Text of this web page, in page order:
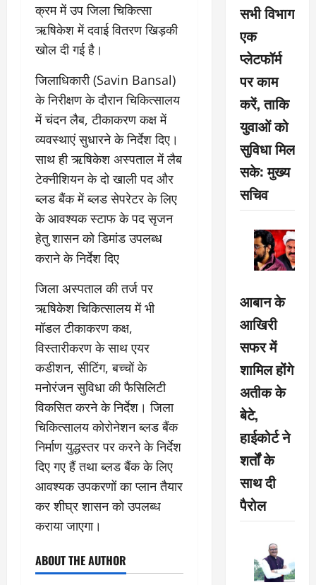
क्रम में उप जिला चिकित्सा
ऋषिकेश में दवाई वितरण खिड़की
खोल दी गई है।
जिलाधिकारी (Savin Bansal)
के निरीक्षण के दौरान चिकित्सालय
में चंदन लैब, टीकाकरण कक्ष में
व्यवस्थाएं सुधारने के निर्देश दिए।
साथ ही ऋषिकेश अस्पताल में लैब
टेक्नीशियन के दो खाली पद और
ब्लड बैंक में ब्लड सेपरेटर के लिए
के आवश्यक स्टाफ के पद सृजन
हेतु शासन को डिमांड उपलब्ध
कराने के निर्देश दिए
जिला अस्पताल की तर्ज पर
ऋषिकेश चिकित्सालय में भी
मॉडल टीकाकरण कक्ष,
विस्तारीकरण के साथ एयर
कडीशन, सीटिंग, बच्चों के
मनोरंजन सुविधा की फैसिलिटी
विकसित करने के निर्देश। जिला
चिकित्सालय कोरोनेशन ब्लड बैंक
निर्माण युद्धस्तर पर करने के निर्देश
दिए गए हैं तथा ब्लड बैंक के लिए
आवश्यक उपकरणों का प्लान तैयार
कर शीघ्र शासन को उपलब्ध
कराया जाएगा।
ABOUT THE AUTHOR
सभी विभाग
एक
प्लेटफॉर्म
पर काम
करें, ताकि
युवाओं को
सुविधा मिल
सके: मुख्य
सचिव
आबान के
आखिरी
सफर में
शामिल होंगे
अतीक के
बेटे,
हाईकोर्ट ने
शर्तों के
साथ दी
पैरोल